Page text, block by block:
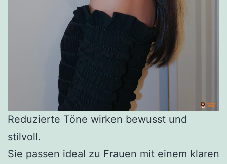
Reduzierte Töne wirken bewusst und
stilvoll.
Sie passen ideal zu Frauen mit einem klaren